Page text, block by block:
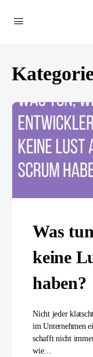
Was
keine
haben?
Nicht jeder
im Unternehmen
schafft nicht
wie…